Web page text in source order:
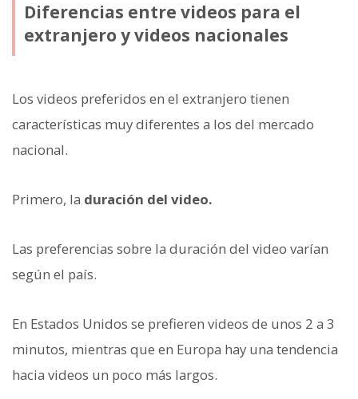
Diferencias entre videos para el
extranjero y videos nacionales
Los videos preferidos en el extranjero tienen
características muy diferentes a los del mercado
nacional.
Primero, la duración del video.
Las preferencias sobre la duración del video varían
según el país.
En Estados Unidos se prefieren videos de unos 2 a 3
minutos, mientras que en Europa hay una tendencia
hacia videos un poco más largos.